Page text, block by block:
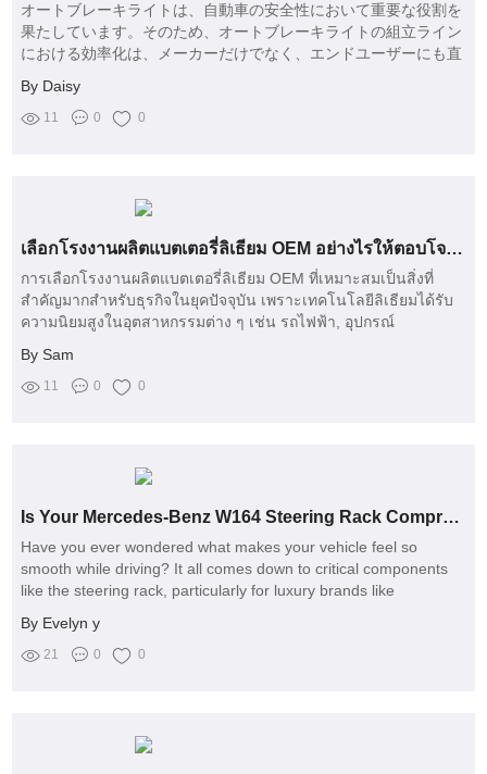
オートブレーキライトは、自動車の安全性において重要な役割を
果たしています。そのため、オートブレーキライトの組立ライン
における効率化は、メーカーだけでなく、エンドユーザーにも直
定的に供給することが求められる現代、自動車メーカーは、効率
的な生産システムを求めています。しかし、現在も多くの製造現
By Daisy
11 0 0
เลือกโรงงานผลิตแบตเตอรี่ลิเธียม OEM อย่างไรให้ตอบโจทย์ธุรกิจ?
การเลือกโรงงานผลิตแบตเตอรี่ลิเธียม OEM ที่เหมาะสมเป็นสิ่งที่
สำคัญมากสำหรับธุรกิจในยุคปัจจุบัน เพราะเทคโนโลยีลิเธียมได้รับ
ความนิยมสูงในอุตสาหกรรมต่าง ๆ เช่น รถไฟฟ้า, อุปกรณ์
ธุรกิจของคุณเติบโตได้อย่างยั่งยืนและมีประสิทธิภาพ
By Sam
11 0 0
Is Your Mercedes-Benz W164 Steering Rack Compromising Safety?
Have you ever wondered what makes your vehicle feel so
smooth while driving? It all comes down to critical components
like the steering rack, particularly for luxury brands like
By Evelyn y
21 0 0